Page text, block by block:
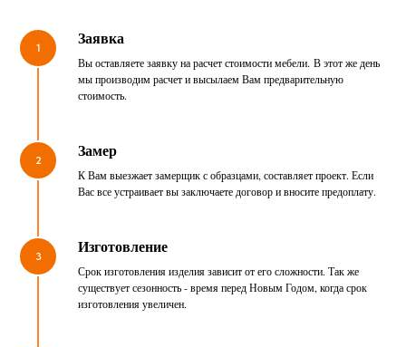
1 Заявка
Вы оставляете заявку на расчет стоимости мебели. В этот же день
мы производим расчет и высылаем Вам предварительную
стоимость.
2 Замер
К Вам выезжает замерщик с образцами, составляет проект. Если
Вас все устраивает вы заключаете договор и вносите предоплату.
3 Изготовление
Срок изготовления изделия зависит от его сложности. Так же
существует сезонность - время перед Новым Годом, когда срок
изготовления увеличен.